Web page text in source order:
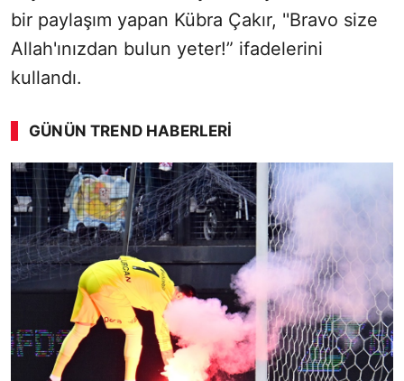
bir paylaşım yapan Kübra Çakır, ''Bravo size
Allah'ınızdan bulun yeter!” ifadelerini
kullandı.
GÜNÜN TREND HABERLERI
00:02 / 02:14